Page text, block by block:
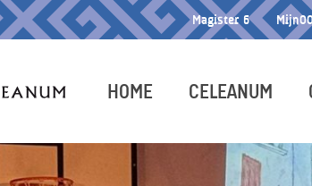
Magister 6
HOME CELEANUM